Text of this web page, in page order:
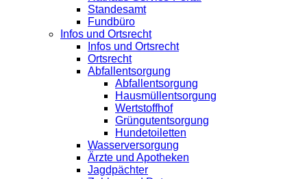
Standesamt
Fundbüro
Infos und Ortsrecht
Infos und Ortsrecht
Ortsrecht
Abfallentsorgung
Abfallentsorgung
Hausmüllentsorgung
Wertstoffhof
Grüngutentsorgung
Hundetoiletten
Wasserversorgung
Ärzte und Apotheken
Jagdpächter